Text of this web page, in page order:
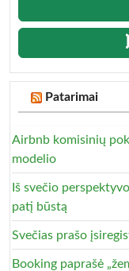
Patarimai
Airbnb komisinių
modelio
Iš svečio
patį būstą
Svečias prašo
Booking paprašė